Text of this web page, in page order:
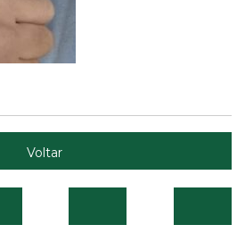
Voltar